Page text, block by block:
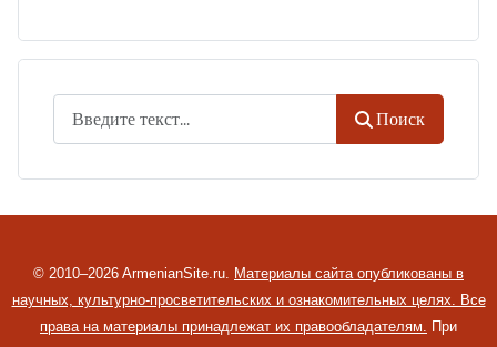
Поиск
© 2010–2026 ArmenianSite.ru. Материалы сайта опубликованы в
научных, культурно-просветительских и ознакомительных целях. Все
права на материалы принадлежат их правообладателям. При